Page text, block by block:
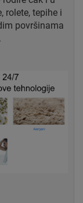
rolete, tepihe i
površinama